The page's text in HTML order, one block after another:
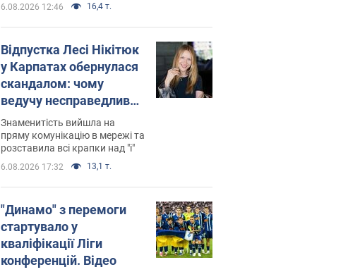
6.08.2026 12:46 16,4 т.
Відпустка Лесі Нікітюк
у Карпатах обернулася
скандалом: чому
ведучу несправедливо
захейтили
Знаменитість вийшла на
пряму комунікацію в мережі та
розставила всі крапки над "і"
6.08.2026 17:32 13,1 т.
"Динамо" з перемоги
стартувало у
кваліфікації Ліги
конференцій. Відео